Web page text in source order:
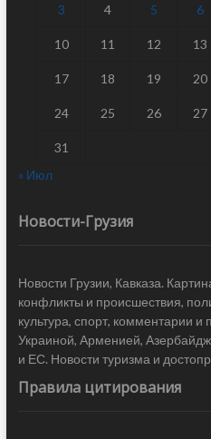
3 4 5 6
10 11 12 13
17 18 19 20
24 25 26 27
31
« Июл
Новости-Грузия
Новости Грузии, Кавказа.
конфликты и происшествия,
культура, спорт, комментарии
Украиной, Арменией,
и ЕС. Новости туризма и
Правила цитирования